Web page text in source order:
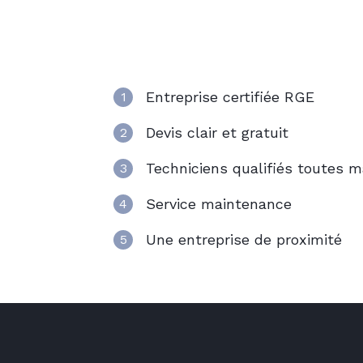
1 Entreprise certifiée RGE
2 Devis clair et gratuit
3 Techniciens qualifiés toutes
4 Service maintenance
5 Une entreprise de proximité